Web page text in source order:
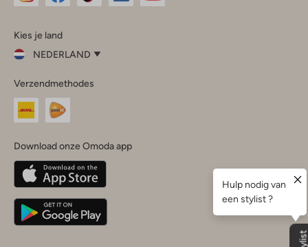
InstagramFacebook
Kies je land
NEDERLAND
je
land
Nederland
Belgique(Français)
Deutschland
Verzendmethodes
Download onze Omoda app